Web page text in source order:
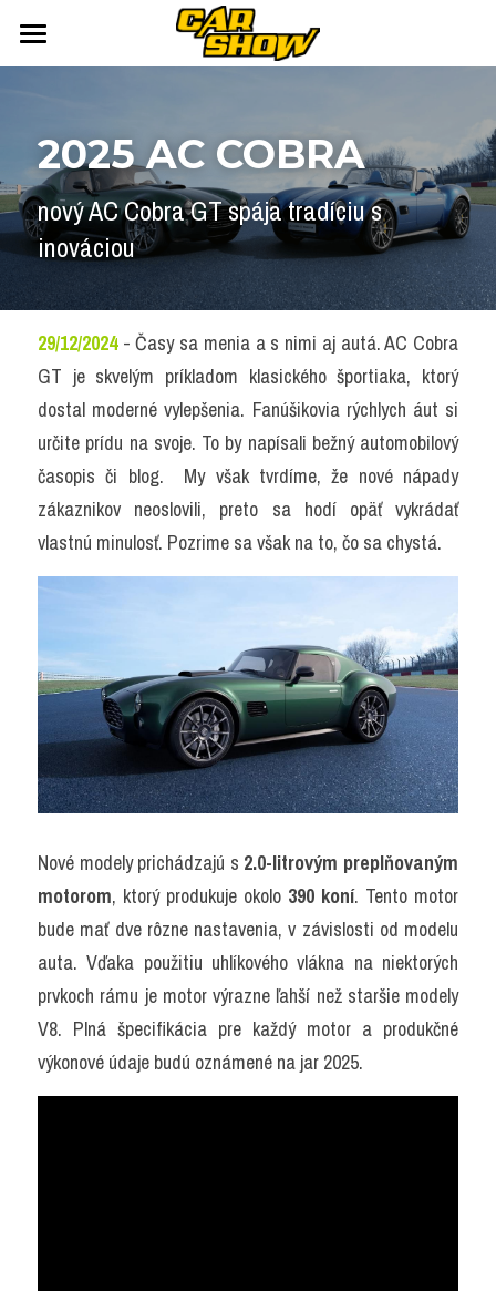
DOMOV
AUKCIE
ARCHÍV
NEWSLETTER
KONTAKT
ŠPORT
ČLÁNKY
KALENDÁR
Přihlášení/Registrace účtu
Vyhledávání
2025 AC COBRA
nový AC Cobra GT spája tradíciu s
inováciou
29/12/2024 - Časy sa menia a s nimi aj autá. AC Cobra
GT je skvelým príkladom klasického športiaka, ktorý
dostal moderné vylepšenia. Fanúšikovia rýchlych áut si
určite prídu na svoje. To by napísali bežný automobilový
časopis či blog.  My však tvrdíme, že nové nápady
zákaznikov neoslovili, preto sa hodí opäť vykrádať
vlastnú minulosť. Pozrime sa však na to, čo sa chystá.
Nové modely prichádzajú s 2.0-litrovým preplňovaným
motorom, ktorý produkuje okolo 390 koní. Tento motor
bude mať dve rôzne nastavenia, v závislosti od modelu
auta. Vďaka použitiu uhlíkového vlákna na niektorých
prvkoch rámu je motor výrazne ľahší než staršie modely
V8. Plná špecifikácia pre každý motor a produkčné
výkonové údaje budú oznámené na jar 2025.